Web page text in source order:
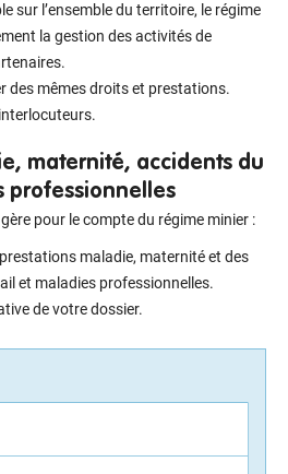
sur l’ensemble du territoire, le régime
la gestion des activités de
des mêmes droits et prestations.
maternité, accidents du
professionnelles
pour le compte du régime minier :
maladie, maternité et des
et maladies professionnelles.
de votre dossier.